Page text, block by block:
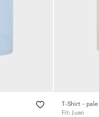
T-Shirt -
Fit: Juan